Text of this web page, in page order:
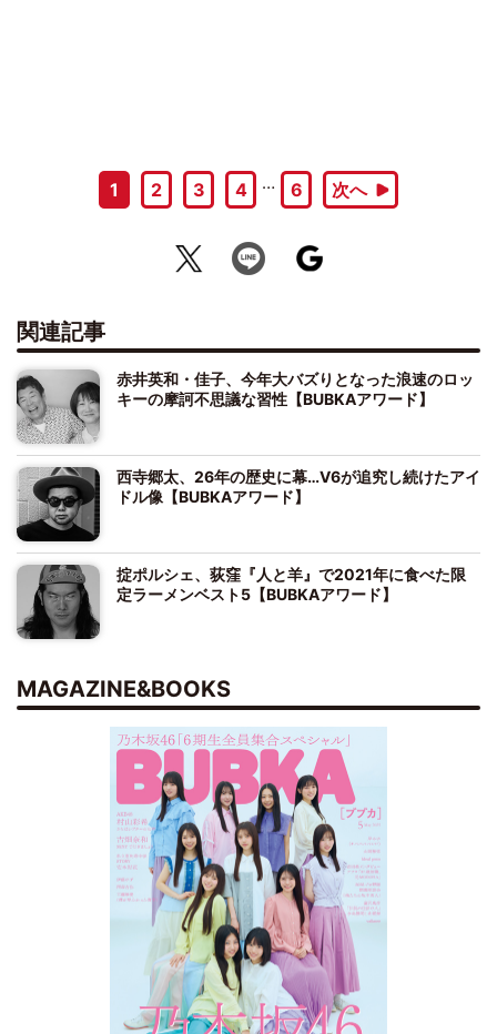
1 2 3 4 … 6 次へ
関連記事
赤井英和・佳子、今年大バズりとなった浪速のロッ
キーの摩訶不思議な習性【BUBKAアワード】
西寺郷太、26年の歴史に幕…V6が追究し続けたアイ
ドル像【BUBKAアワード】
掟ポルシェ、荻窪『人と羊』で2021年に食べた限
定ラーメンベスト5【BUBKAアワード】
MAGAZINE&BOOKS